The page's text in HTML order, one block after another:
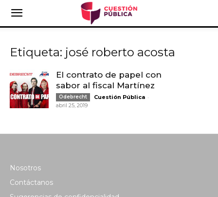
Etiqueta: josé roberto acosta
El contrato de papel con
sabor al fiscal Martínez
Odebrecht Cuestión Pública -
abril 25, 2019
Nosotros
Contáctanos